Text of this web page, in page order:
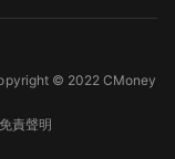
© 2022 CMoney
免責聲明